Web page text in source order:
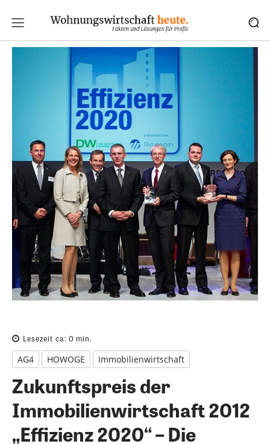
Lesezeit ca: 0 min.
AG4 HOWOGE Immobilienwirtschaft
Zukunftspreis der
Immobilienwirtschaft 2012
„Effizienz 2020“ – Die